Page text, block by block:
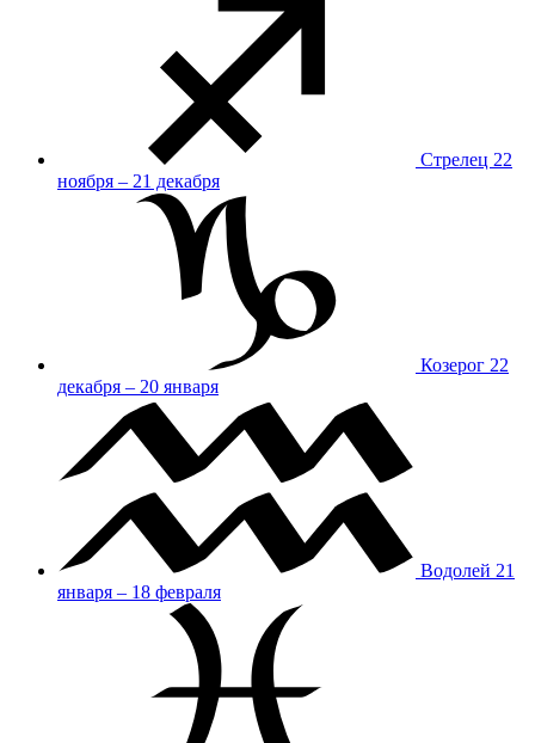
Стрелец 22
ноября – 21 декабря
Козерог 22
декабря – 20 января
Водолей 21
января – 18 февраля